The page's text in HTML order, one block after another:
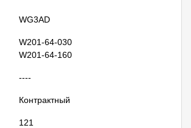
WG3AD
W201-64-030
W201-64-160
----
Контрактный
121